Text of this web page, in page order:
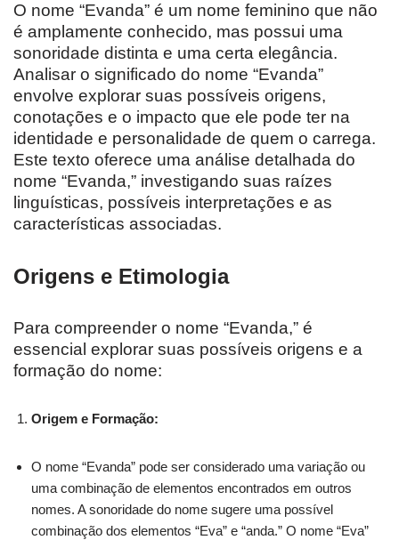
O nome “Evanda” é um nome feminino que não
é amplamente conhecido, mas possui uma
sonoridade distinta e uma certa elegância.
Analisar o significado do nome “Evanda”
envolve explorar suas possíveis origens,
conotações e o impacto que ele pode ter na
identidade e personalidade de quem o carrega.
Este texto oferece uma análise detalhada do
nome “Evanda,” investigando suas raízes
linguísticas, possíveis interpretações e as
características associadas.
Origens e Etimologia
Para compreender o nome “Evanda,” é
essencial explorar suas possíveis origens e a
formação do nome:
Origem e Formação:
O nome “Evanda” pode ser considerado uma variação ou
uma combinação de elementos encontrados em outros
nomes. A sonoridade do nome sugere uma possível
combinação dos elementos “Eva” e “anda.” O nome “Eva”